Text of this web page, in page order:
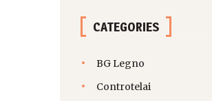
CATEGORIES
BG Legno
Controtelai